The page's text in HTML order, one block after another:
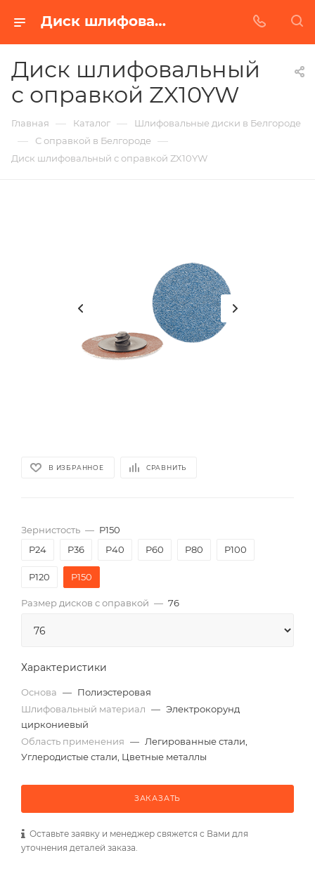
Диск шлифовальный с оправкой ZX10YW в Белгороде | Купить по недорогой цене от Абразивного Завода
Диск шлифовальный
с оправкой ZX10YW
Главная — Каталог — Шлифовальные диски в Белгороде
— С оправкой в Белгороде —
Диск шлифовальный с оправкой ZX10YW
В ИЗБРАННОЕ СРАВНИТЬ
Зернистость — P150
P24
P36 P40 P60 P80 P100
P120 P150
Размер дисков с оправкой — 76
Характеристики
Основа — Полиэстеровая
Шлифовальный материал — Электрокорунд
циркониевый
Область применения — Легированные стали,
Углеродистые стали, Цветные металлы
ЗАКАЗАТЬ
Оставьте заявку и менеджер свяжется с Вами для
уточнения деталей заказа.